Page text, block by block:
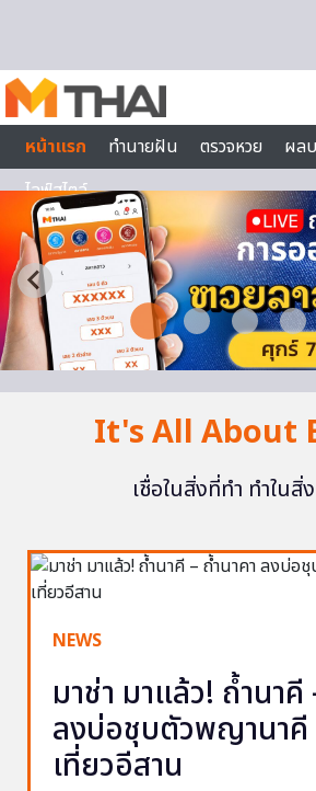
หน้าแรก
ทำนายฝัน ตรวจหวย ผล
ไลฟ์สไตล์
It's All About
เชื่อในสิ่งที่ทำ ทำในสิ่
NEWS
มาช่า มาแล้ว! ถ้ำนาคี
ลงบ่อชุบตัวพญานาคี
เที่ยวอีสาน